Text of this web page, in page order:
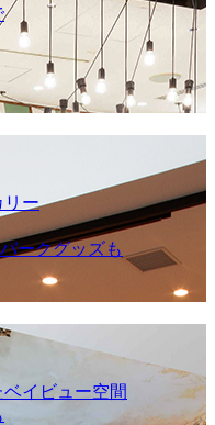
リー
ークグッズも
イビュー空間